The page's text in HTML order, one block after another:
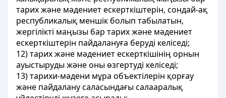
тарих және мәдениет ескерткіштерін, сондай-ақ
республикалық меншік болып табылатын,
жергілікті маңызы бар тарих және мәдениет
ескерткіштерін пайдалануға беруді келіседі;
12) тарих және мәдениет ескерткішінің орнын
ауыстыруды және оны өзгертуді келіседі;
13) тарихи-мәдени мұра объектілерін қорғау
және пайдалану саласындағы салааралық